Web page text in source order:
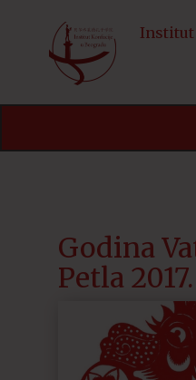
Institut
Početna
Aktivnosti
Kineski jezik i kultura
Stipendije
Godina
Petla 2017.